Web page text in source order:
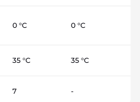
0 °C 0 °C
35 °C 35 °C
7 -